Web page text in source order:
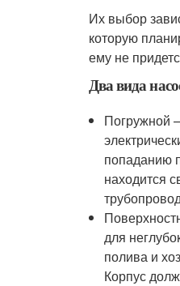
Их выбор
которую
ему не
Два вида
Погружной
попаданию
находится
для
полива и
Корпус